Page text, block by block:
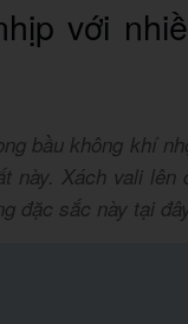
với
bầu không khí
Xách vali lên
đặc sắc này tại